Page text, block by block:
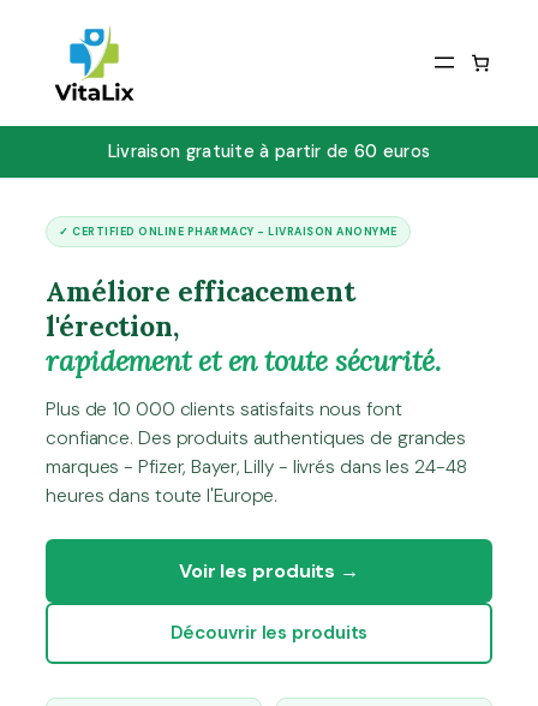
Livraison gratuite à partir de 60 euros
✓ CERTIFIED ONLINE PHARMACY - LIVRAISON ANONYME
Améliore efficacement
l'érection,
rapidement et en toute sécurité.
Plus de 10 000 clients satisfaits nous font
confiance. Des produits authentiques de grandes
marques - Pfizer, Bayer, Lilly - livrés dans les 24-48
heures dans toute l'Europe.
Voir les produits →
Découvrir les produits